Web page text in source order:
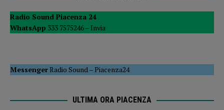
Radio Sound Piacenza 24
WhatsApp 333 7575246 – Invia
MessengerRadio Sound –Piacenza24
ULTIMA ORA PIACENZA